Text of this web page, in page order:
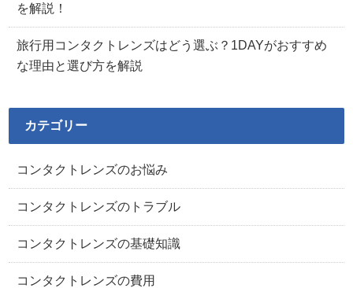
を解説！
旅行用コンタクトレンズはどう選ぶ？1DAYがおすすめ
な理由と選び方を解説
カテゴリー
コンタクトレンズのお悩み
コンタクトレンズのトラブル
コンタクトレンズの基礎知識
コンタクトレンズの費用